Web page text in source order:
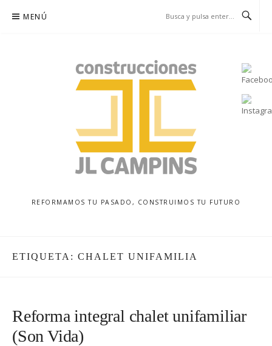
MENÚ
REFORMAMOS TU PASADO, CONSTRUIMOS TU FUTURO
ETIQUETA: CHALET UNIFAMILIA
Reforma integral chalet unifamiliar
(Son Vida)